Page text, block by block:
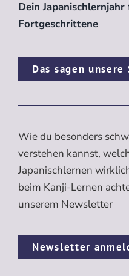
Dein
Fortgeschrittene
Das sagen unsere
Wie du besonders
verstehen kannst,
Japanischlernen
beim Kanji-Lernen
unserem Newsletter
Newsletter